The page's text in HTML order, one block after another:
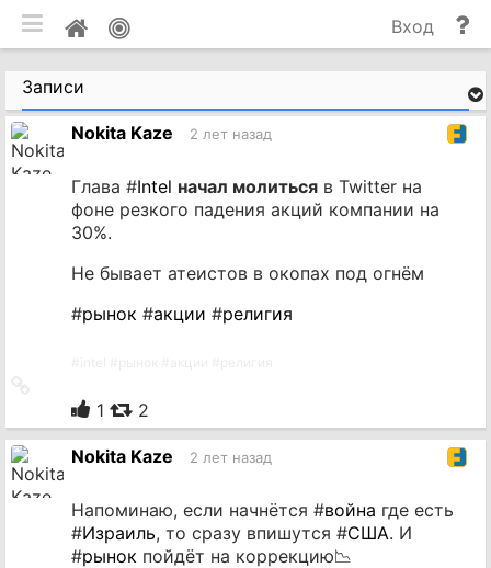
Мой
профиль
и
Вход
Записи
Nokita Kaze 2 лет назад
Глава #Intel начал молиться в Twitter на
фоне резкого падения акций компании на
30%.
Не бывает атеистов в окопах под огнём
#рынок #акции #религия
источник
1 2
Nokita Kaze 2 лет назад
Напоминаю, если начнётся #война где есть
#Израиль, то сразу впишутся #США. И
#рынок пойдёт на коррекцию📉
мобильная версия